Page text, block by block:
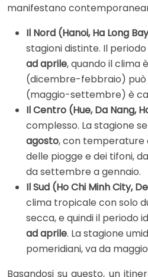
manifestano
Il Nord (Hanoi, Ha Long
stagioni distinte. Il
ad aprile, quando il clima
(dicembre-febbraio) può
(maggio-settembre) è
Il Centro (Hue, Da Nang,
complesso. La stagione
agosto, con temperature
delle piogge e dei tifoni,
da settembre a gennaio.
Il Sud (Ho Chi Minh City,
clima tropicale con solo
secca, e quindi il periodo
ad aprile. La stagione
pomeridiani, va da
Basandosi su questo, un